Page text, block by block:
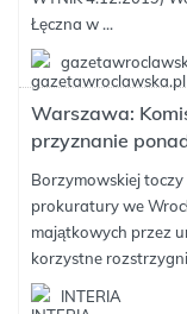
Łęczna w ...
Warszawa:
przyznanie
Borzymowskiej
prokuratury we
majątkowych przez
korzystne
INTERIA